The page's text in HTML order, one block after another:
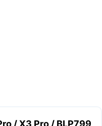
/ X3 Pro / BLP799